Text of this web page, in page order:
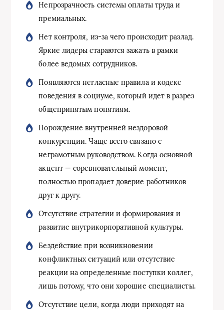
Непрозрачность системы оплаты труда и
премиальных.
Нет контроля, из-за чего происходит разлад.
Яркие лидеры стараются зажать в рамки
более ведомых сотрудников.
Появляются негласные правила и кодекс
поведения в социуме, который идет в разрез
общепринятым понятиям.
Порождение внутренней нездоровой
конкуренции. Чаще всего связано с
неграмотным руководством. Когда основной
акцент — соревновательный момент,
полностью пропадает доверие работников
друг к другу.
Отсутствие стратегии и формирования и
развитие внутрикорпоративной культуры.
Бездействие при возникновении
конфликтных ситуаций или отсутствие
реакции на определенные поступки коллег,
лишь потому, что они хорошие специалисты.
Отсутствие цели, когда люди приходят на